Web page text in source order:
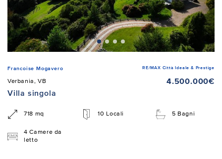
Francoise Mogavero RE/MAX Città Ideale & Prestige
Verbania, VB
4.500.000€
Villa singola
718 mq 10 Locali 5 Bagni
4 Camere da
letto